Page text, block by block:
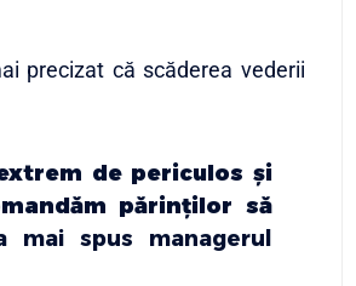
precizat că scăderea vederii
de periculos şi
părinţilor să
mai spus managerul